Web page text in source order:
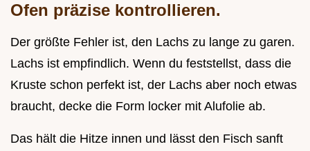
Ofen präzise kontrollieren.
Der größte Fehler ist, den Lachs zu lange zu garen.
Lachs ist empfindlich. Wenn du feststellst, dass die
Kruste schon perfekt ist, der Lachs aber noch etwas
braucht, decke die Form locker mit Alufolie ab.
Das hält die Hitze innen und lässt den Fisch sanft